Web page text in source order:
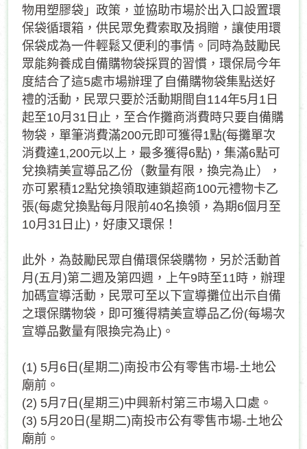
物用塑膠袋」政策，並協助市場於出入口設置環
保袋循環箱，供民眾免費索取及捐贈，讓使用環
保袋成為一件輕鬆又便利的事情。同時為鼓勵民
眾能夠養成自備購物袋採買的習慣，環保局今年
度結合了這5處市場辦理了自備購物袋集點送好
禮的活動，民眾只要於活動期間自114年5月1日
起至10月31日止，至合作攤商消費時只要自備購
物袋，單筆消費滿200元即可獲得1點(每攤單次
消費達1,200元以上，最多獲得6點)，集滿6點可
兌換精美宣導品乙份（數量有限，換完為止），
亦可累積12點兌換領取連鎖超商100元禮物卡乙
張(每處兌換點每月限前40名換領，為期6個月至
10月31日止)，好康又環保！
此外，為鼓勵民眾自備環保袋購物，另於活動首
月(五月)第二週及第四週，上午9時至11時，辦理
加碼宣導活動，民眾可至以下宣導攤位出示自備
之環保購物袋，即可獲得精美宣導品乙份(每場次
宣導品數量有限換完為止)。
(1) 5月6日(星期二)南投市公有零售市場-土地公
廟前。
(2) 5月7日(星期三)中興新村第三市場入口處。
(3) 5月20日(星期二)南投市公有零售市場-土地公
廟前。